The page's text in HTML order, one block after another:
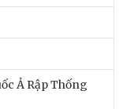
Ả Rập Thống